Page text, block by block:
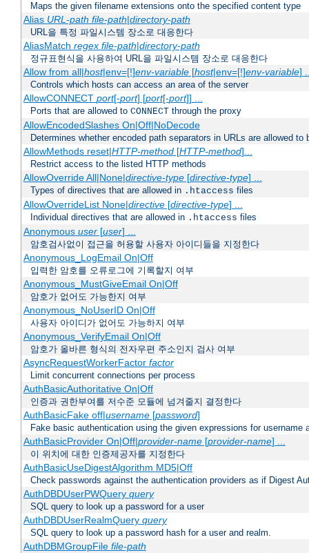
Maps the given filename extensions onto the specified content type
Alias URL-path file-path|directory-path
URL을 특정 파일시스템 장소로 대응한다
AliasMatch regex file-path|directory-path
정규표현식을 사용하여 URL을 파일시스템 장소로 대응한다
Allow from all|host|env=[!]env-variable[host|env=[!]env-variable]
Controls which hosts can access an area of the server
AllowCONNECT port[-port] [port[-port]] ...
Ports that are allowed to CONNECT through the proxy
AllowEncodedSlashes On|Off|NoDecode
Determines whether encoded path separators in URLs are allowed to
AllowMethods reset|HTTP-method[HTTP-method]...
Restrict access to the listed HTTP methods
AllowOverride All|None|directive-type[directive-type] ...
Types of directives that are allowed in .htaccess files
AllowOverrideList None|directive[directive-type] ...
Individual directives that are allowed in .htaccess files
Anonymous user[user] ...
암호검사없이 접근을 허용할 사용자 아이디들을 지정한다
Anonymous_LogEmail On|Off
입력한 암호를 오류로그에 기록할지 여부
Anonymous_MustGiveEmail On|Off
암호가 없어도 가능한지 여부
Anonymous_NoUserID On|Off
사용자 아이디가 없어도 가능하지 여부
Anonymous_VerifyEmail On|Off
암호가 올바른 형식의 전자우편 주소인지 검사 여부
AsyncRequestWorkerFactor factor
Limit concurrent connections per process
AuthBasicAuthoritative On|Off
인증과 권한부여를 저수준 모듈에 넘겨줄지 결정한다
AuthBasicFake off|username[password]
Fake basic authentication using the given expressions for username
AuthBasicProvider On|Off|provider-name[provider-name] ...
이 위치에 대한 인증제공자를 지정한다
AuthBasicUseDigestAlgorithm MD5|Off
Check passwords against the authentication providers as if Digest
AuthDBDUserPWQuery query
SQL query to look up a password for a user
AuthDBDUserRealmQuery query
SQL query to look up a password hash for a user and realm.
AuthDBMGroupFile file-path